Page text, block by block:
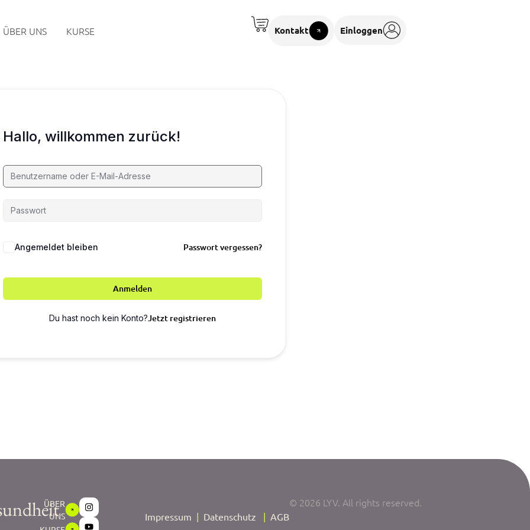
ÜBER UNS KURSE Kontakt Einloggen
Hallo, willkommen zurück!
Angemeldet bleiben Passwort vergessen?
Anmelden
Du hast noch kein Konto?Jetzt registrieren
ÜBER
UNS
Impressum | Datenschutz | AGB
© 2026 LYV. All rights reserved.